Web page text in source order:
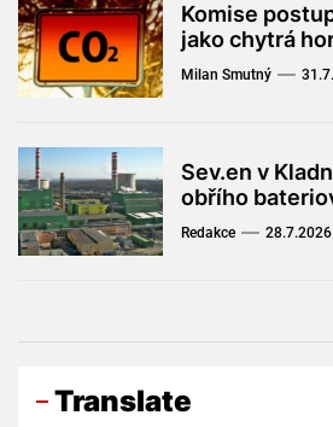
Komise
jako chytrá
Milan Smutný
Sev.en v
obřího
Redakce 28.7.2026
Translate